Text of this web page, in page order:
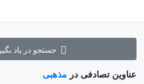
جستجو در یاد بگیر
عناوین تصادفی در مذهبی